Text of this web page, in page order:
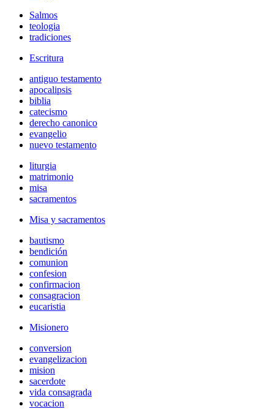
Salmos
teologia
tradiciones
Escritura
antiguo testamento
apocalipsis
biblia
catecismo
derecho canonico
evangelio
nuevo testamento
liturgia
matrimonio
misa
sacramentos
Misa y sacramentos
bautismo
bendición
comunion
confesion
confirmacion
consagracion
eucaristia
Misionero
conversion
evangelizacion
mision
sacerdote
vida consagrada
vocacion